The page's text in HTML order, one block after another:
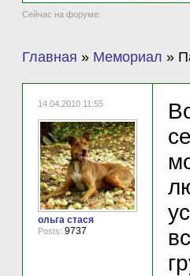
Сейчас на форуме:
Главная » Мемориал »
14.04.2010 11:55
ольга стася
Posts: 9737